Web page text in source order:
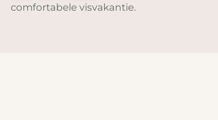
comfortabele visvakantie.